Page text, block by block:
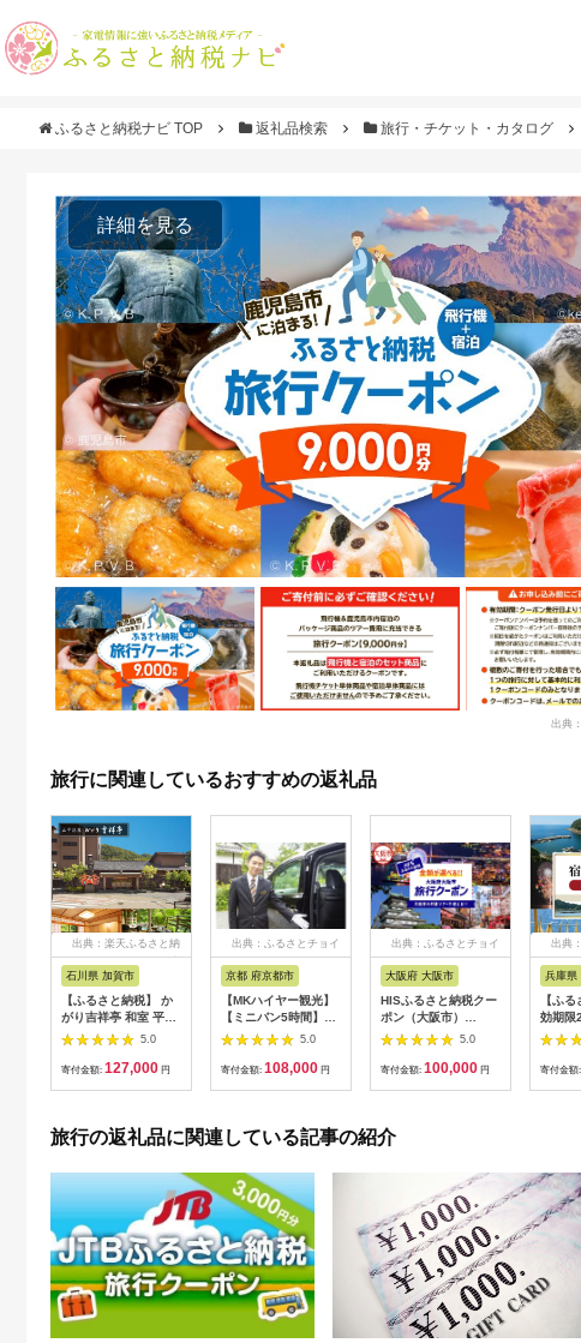
ふるさと納税ナビ TOP 返礼品検索 旅行・チケット・カタログ
詳細を見る
出典
旅行に関連しているおすすめの返礼品
出典：楽天ふるさと納
税
石川県 加賀市
【ふるさと納税】 か
がり吉祥亭 和室 平日
限定 ペア宿泊券 1泊2
食付 2名 ペア 食事付
温泉 宿泊券 旅行 トラ
5.0
寄付金額: 127,000 円
出典：ふるさとチョイ
ス
京都 府京都市
【MKハイヤー観光】
【ミニバン5時間】ド
ライバーとめぐるとっ
ておきの京都観光（3
／21-6／20・10／1-
5.0
寄付金額: 108,000 円
出典：ふるさとチョイ
ス
大阪府 大阪市
HISふるさと納税クー
ポン（大阪市）
30,000円分_OS039-
5.0
寄付金額: 100,000 円
出典
兵庫県
【ふ
効期限
も使え
券 宿泊
プレゼ
日 25-
寄付金額:
旅行の返礼品に関連している記事の紹介